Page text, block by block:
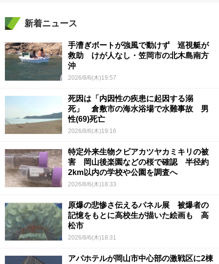
新着ニュース
手漕ぎボートが強風で動けず 巡視艇が
救助 けが人なし・笠岡市の北木島南方
沖
2026/8/6(木)19:57
死因は「内因性の疾患に起因する溺
死」 倉敷市の海水浴場で水難事故 男
性(69)死亡
2026/8/6(木)19:16
特定外来生物クビアカツヤカミキリの被
害 岡山後楽園などの桜で確認 半径約
2km以内の学校や公園を調査へ
2026/8/6(木)18:33
原爆の悲惨さ伝えるパネル展 被爆者の
記憶をもとに高校生が描いた絵画も 高
松市
2026/8/6(木)18:31
アパホテルが岡山市中心部の激戦区に2棟